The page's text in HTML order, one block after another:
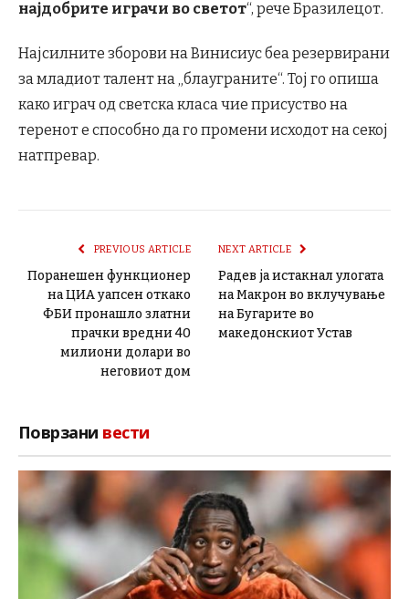
најдобрите играчи во светот“, рече Бразилецот.
Најсилните зборови на Винисиус беа резервирани
за младиот талент на „блауграните“. Тој го опиша
како играч од светска класа чие присуство на
теренот е способно да го промени исходот на секој
натпревар.
PREVIOUS ARTICLE
Поранешен функционер
на ЦИА уапсен откако
ФБИ пронашло златни
прачки вредни 40
милиони долари во
неговиот дом
NEXT ARTICLE
Радев ја истакнал улогата
на Макрон во вклучување
на Бугарите во
македонскиот Устав
Поврзани вести